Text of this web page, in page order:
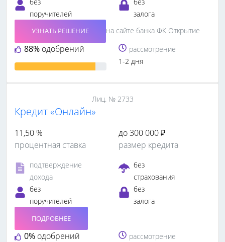
поручителей
залога
88% одобрений
УЗНАТЬ РЕШЕНИЕ
на сайте банка ФК Открытие
рассмотрение
1-2 дня
Лиц. № 2733
Кредит «Онлайн»
11,50 %
процентная ставка
до 300 000 ₽
размер кредита
подтверждение
дохода
без
страхования
без
поручителей
без
залога
0% одобрений
ПОДРОБНЕЕ
рассмотрение